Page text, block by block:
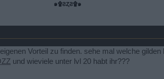
๑۩ƧȤƧ۩๑
Vorteil zu finden. sehe mal welche
und wieviele unter lvl 20 habt ihr???